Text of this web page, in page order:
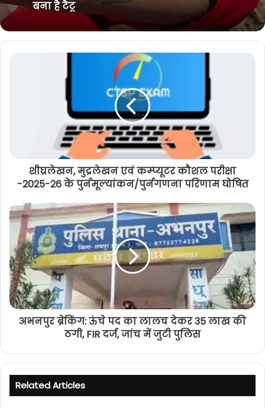
नदी में तैरती मिली युवती की लाश, हत्या की
आशंका, शरीर पर मिले चोंट के निशान, हाथ में
फरार, जांच में ये बात आई सामने
शीघ्रलेखन, मुद्रलेखन एवं कम्प्यूटर कौशल परीक्षा
-2025-26 के पुर्नमूल्यांकन/पुर्नगणना परिणाम घोषित
अभनपुर ब्रेकिंग: ऊंचे पद का लालच देकर 35 लाख की
ठगी, FIR दर्ज, जांच में जुटी पुलिस
Related Articles